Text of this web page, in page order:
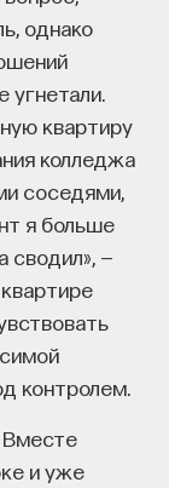
однако
квартиру
колледжа
соседями,
я больше
сводил», —
контролем.
Вместе
и уже